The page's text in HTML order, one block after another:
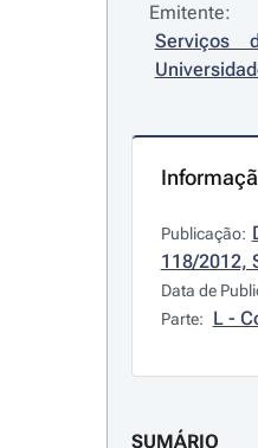
Emitente:
Serviços
Publicação:
118/2012,
Data de
Parte: L -
SUMÁRIO